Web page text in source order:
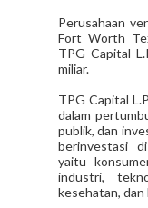
Perusahaan
Fort Worth
TPG Capital
miliar.
TPG Capital
dalam
publik, dan
berinvestasi
yaitu
industri,
kesehatan, dan